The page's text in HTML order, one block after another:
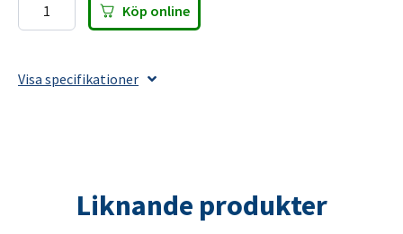
Fästkrok
lastnät
Köp online
Visa specifikationer
Liknande produkter